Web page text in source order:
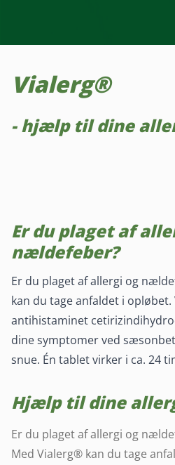
Vialerg®
- hjælp til dine
Er du plaget af
nældefeber?
Er du plaget af allergi og
kan du tage anfaldet i
antihistaminet
dine symptomer ved
snue. Én tablet virker i ca. 24
Hjælp til dine
Er du plaget af allergi og
Med Vialerg® kan du tage